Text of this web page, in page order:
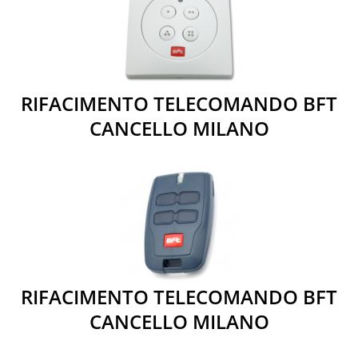
RIFACIMENTO TELECOMANDO BFT
CANCELLO MILANO
RIFACIMENTO TELECOMANDO BFT
CANCELLO MILANO